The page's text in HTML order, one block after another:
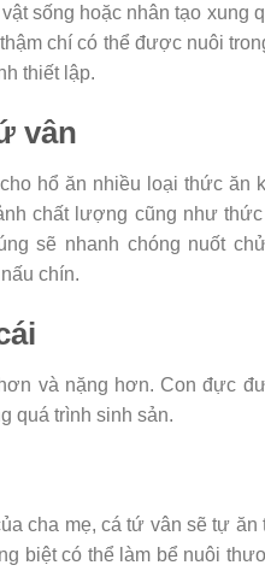
sống hoặc nhân tạo xung
chí có thể được nuôi
thiết lập.
vân
hổ ăn nhiều loại thức ăn
chất lượng cũng như
sẽ nhanh chóng nuốt
chín.
và nặng hơn. Con đực
quá trình sinh sản.
cha mẹ, cá tứ vân sẽ tự ăn
biệt có thể làm bể nuôi